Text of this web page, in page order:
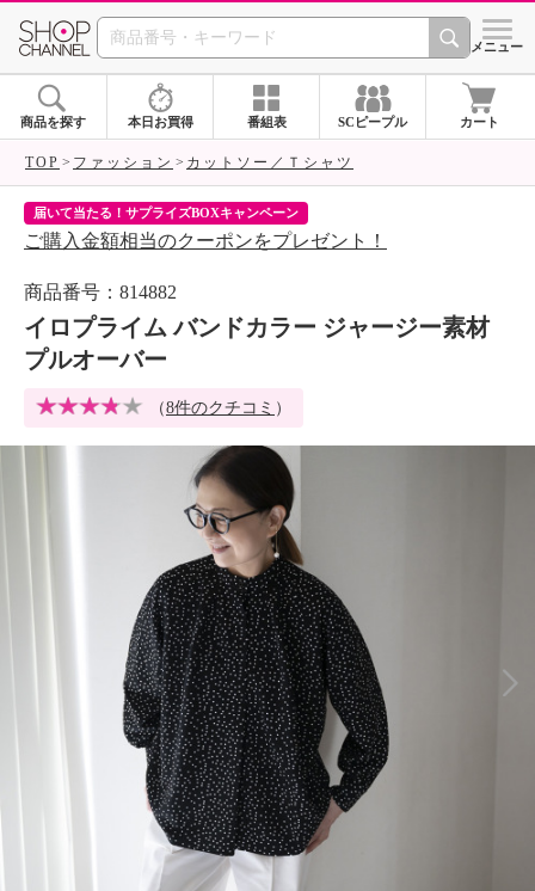
SHOP CHANNEL シメニュー
商品を探す 本日お買得 番組表 SCピープル カート
TOP ファッション カットソー／Ｔシャツ
届いて当たる！サプライズBOXキャンペーン
ご購入金額相当のクーポンをプレゼント！
商品番号：814882
イロプライム バンドカラー ジャージー素材
プルオーバー
（8件のクチコミ ）